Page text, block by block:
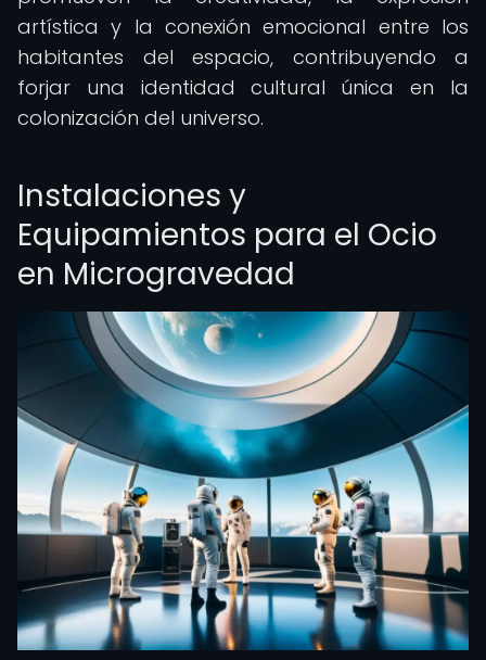
artística y la conexión emocional entre los
habitantes del espacio, contribuyendo a
forjar una identidad cultural única en la
colonización del universo.
Instalaciones y
Equipamientos para el Ocio
en Microgravedad